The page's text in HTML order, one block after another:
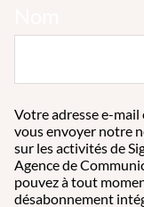
Votre adresse e-
vous envoyer notre
sur les activités de
Agence de
pouvez à tout
désabonnement